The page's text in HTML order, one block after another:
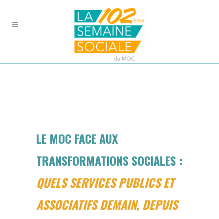
LE MOC FACE AUX
TRANSFORMATIONS SOCIALES :
QUELS SERVICES PUBLICS ET
ASSOCIATIFS DEMAIN, DEPUIS